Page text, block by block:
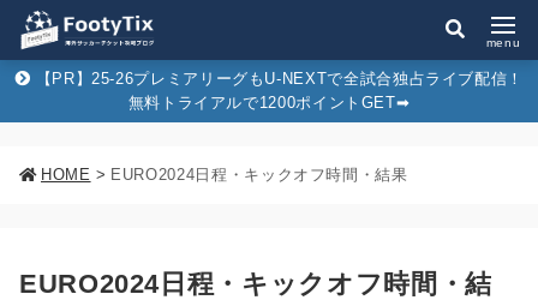
menu
【PR】25-26プレミアリーグもU-NEXTで全試合独占ライブ配信！
無料トライアルで1200ポイントGET➡︎
HOME > EURO2024日程・キックオフ時間・結果
EURO2024日程・キックオフ時間・結